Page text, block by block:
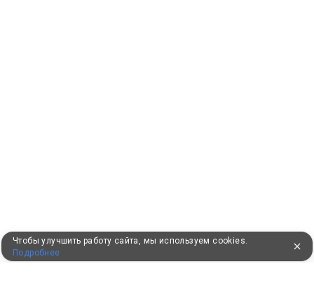
Чтобы улучшить работу сайта, мы используем cookies.
Подробнее